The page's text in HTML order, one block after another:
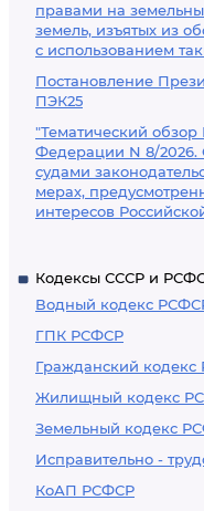
правами на
земель, изъятых из
с использованием
Постановление
ПЭК25
"Тематический обзор
Федерации N 8/
судами
мерах,
интересов
Кодексы СССР и
Водный кодекс
ГПК РСФСР
Гражданский
Жилищный кодекс
Земельный кодекс
Исправительно -
КоАП РСФСР